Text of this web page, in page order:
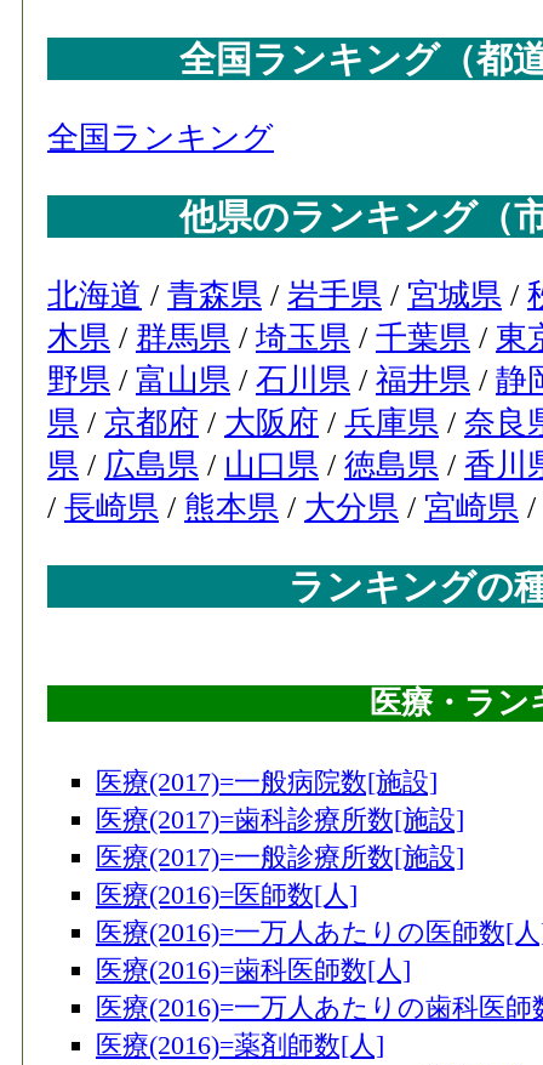
安平町
71
浦河町
73
紋別市
74
ニセコ町
75
士別市
76
伊達市
77
津別町
78
当麻町
79
枝幸町
80
石狩市
84
美瑛町
85
池田町
86
八雲町
87
仁木町
87
標津町
89
中頓別町
90
中川町
91
泊村
91
由仁町
全国ランキング（都
全国ランキング
他県のランキング（
北海道 / 青森県 / 岩手県 / 宮城県 /
木県 / 群馬県 / 埼玉県 / 千葉県 / 東
野県 / 富山県 / 石川県 / 福井県 / 静
県 / 京都府 / 大阪府 / 兵庫県 / 奈良
県 / 広島県 / 山口県 / 徳島県 / 香川
/ 長崎県 / 熊本県 / 大分県 / 宮崎県 /
ランキングの
医療・ラン
医療(2017)=一般病院数[施設]
医療(2017)=歯科診療所数[施設]
医療(2017)=一般診療所数[施設]
医療(2016)=医師数[人]
医療(2016)=一万人あたりの医師数[
医療(2016)=歯科医師数[人]
医療(2016)=一万人あたりの歯科医師
医療(2016)=薬剤師数[人]